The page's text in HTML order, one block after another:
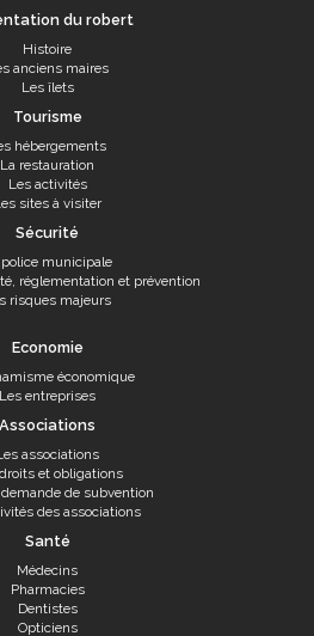
du robert
Histoire
anciens maires
Les îlets
Tourisme
hébergements
La restauration
Les activités
sites à visiter
Sécurité
police municipale
réglementation et prévention
risques majeurs
Economie
économique
Les entreprises
Associations
associations
et obligations
demande de subvention
des associations
Santé
Médecins
Pharmacies
Dentistes
Opticiens